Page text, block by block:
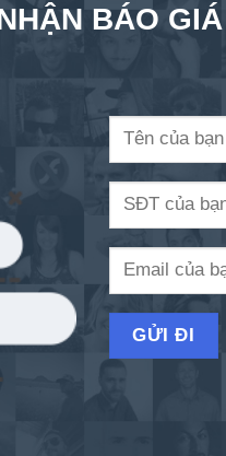
BÁO GIÁ